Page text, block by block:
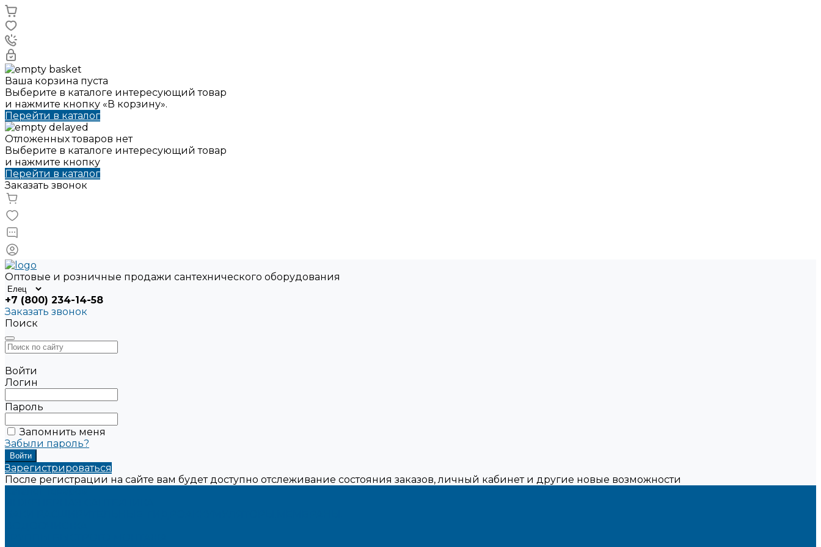
Ваша корзина пуста
Выберите в каталоге интересующий товар
и нажмите кнопку «В корзину».
Перейти в каталог
Отложенных товаров нет
Выберите в каталоге интересующий товар
и нажмите кнопку
Перейти в каталог
Заказать звонок
Оптовые и розничные продажи сантехнического оборудования
+7 (800) 234-14-58
Заказать звонок
Поиск
Войти
Логин
Пароль
Запомнить меня
Забыли пароль?
Зарегистрироваться
После регистрации на сайте вам будет доступно отслеживание состояния заказов, личный кабинет и другие новые возможности